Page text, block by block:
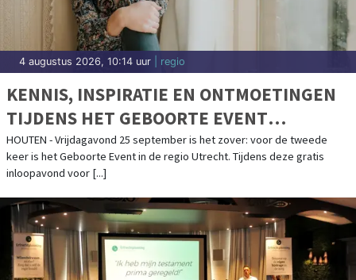
4 augustus 2026, 10:14 uur | regio
KENNIS, INSPIRATIE EN ONTMOETINGEN
TIJDENS HET GEBOORTE EVENT
UTRECHT IN HOUTEN OP 25 SEPTEMBER
2026
HOUTEN - Vrijdagavond 25 september is het zover: voor de tweede
keer is het Geboorte Event in de regio Utrecht. Tijdens deze gratis
inloopavond voor [...]